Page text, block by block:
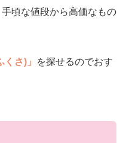
頃な値段から高価なもの
くさ)」
を探せるのでおす